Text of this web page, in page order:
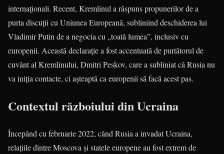
internaționali. Recent, Kremlinul a răspuns propunerilor de a
purta discuții cu Uniunea Europeană, subliniind deschiderea lui
Vladimir Putin de a negocia cu „toată lumea”, inclusiv cu
europenii. Această declarație a fost accentuată de purtătorul de
cuvânt al Kremlinului, Dmitri Peskov, care a subliniat că Rusia nu
va iniția contacte, ci așteaptă ca europenii să facă acest pas.
Contextul războiului din Ucraina
Începând cu februarie 2022, când Rusia a invadat Ucraina,
relațiile dintre Moscova și statele europene au fost extrem de